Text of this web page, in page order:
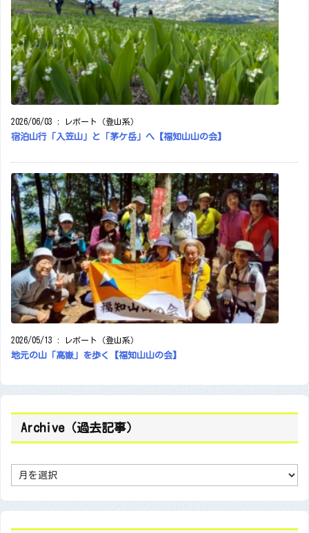
2026/06/03 : レポート（登山系）
宿泊山行「入笠山」と「茅ケ岳」へ【福知山山の会】
2026/05/13 : レポート（登山系）
地元の山「高嶽」を歩く【福知山山の会】
Archive（過去記事）
c
e